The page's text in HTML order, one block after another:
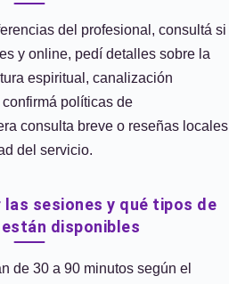
del profesional, consultá si
y online, pedí detalles sobre la
espiritual, canalización
políticas de
consulta breve o reseñas locales
del servicio.
sesiones y qué tipos de
disponibles
de 30 a 90 minutos según el